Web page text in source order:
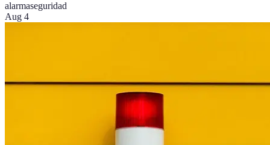
alarmaseguridad
Aug 4